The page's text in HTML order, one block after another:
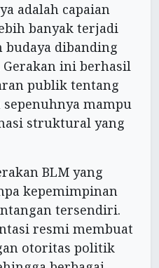
adalah capaian
banyak terjadi
budaya dibanding
ini berhasil
publik tentang
mampu
struktural yang
BLM yang
kepemimpinan
tersendiri.
resmi membuat
otoritas politik